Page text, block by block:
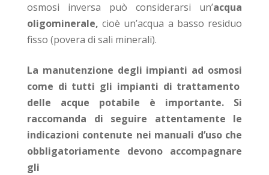
osmosi inversa può considerarsi un’acqua
oligominerale,cioè un’acqua a basso residuo
fisso (povera di sali minerali).
La manutenzione degli impianti ad osmosi
come di tutti gli impianti di trattamento
delle acque potabile è importante. Si
raccomanda di seguire attentamente le
indicazioni contenute nei manuali d’uso che
obbligatoriamente devono accompagnare
gli